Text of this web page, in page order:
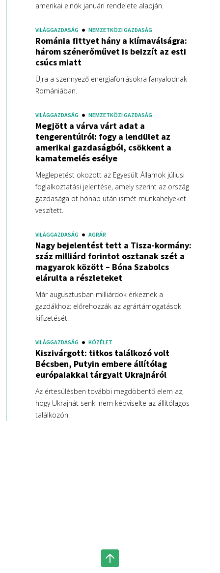
amerikai elnök januári rendelete alapján.
VILÁGGAZDASÁG NEMZETKÖZI GAZDASÁG
Románia fittyet hány a klímaválságra:
három szénerőművet is beizzít az esti
csúcs miatt
Újra a szennyező energiaforrásokra fanyalodnak
Romániában.
VILÁGGAZDASÁG NEMZETKÖZI GAZDASÁG
Megjött a várva várt adat a
tengerentúlról: fogy a lendület az
amerikai gazdaságból, csökkent a
kamatemelés esélye
Meglepetést okozott az Egyesült Államok júliusi
foglalkoztatási jelentése, amely szerint az ország
gazdasága öt hónap után ismét munkahelyeket
veszített.
VILÁGGAZDASÁG AGRÁR
Nagy bejelentést tett a Tisza-kormány:
száz milliárd forintot osztanak szét a
magyarok között – Bóna Szabolcs
elárulta a részleteket
Már augusztusban milliárdok érkeznek a
gazdákhoz: előrehozzák az agrártámogatások
kifizetését.
VILÁGGAZDASÁG KÖZÉLET
Kiszivárgott: titkos találkozó volt
Bécsben, Putyin embere állítólag
európaiakkal tárgyalt Ukrajnáról
Az értesülésben további megdöbentő elem az,
hogy Ukrajnát senki nem képviselte az állítólagos
találkozón.